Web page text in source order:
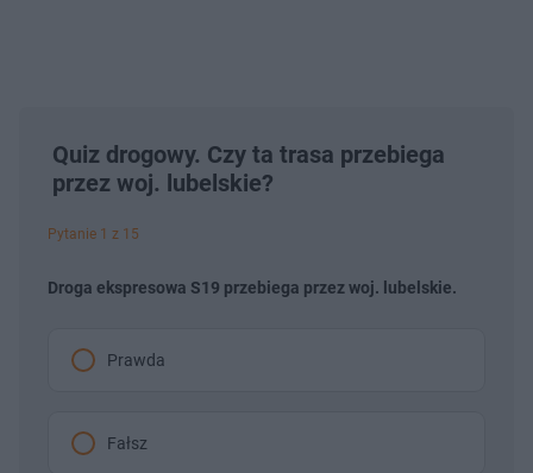
Quiz drogowy. Czy ta trasa przebiega
przez woj. lubelskie?
Pytanie 1 z 15
Droga ekspresowa S19 przebiega przez woj. lubelskie.
Prawda
Fałsz